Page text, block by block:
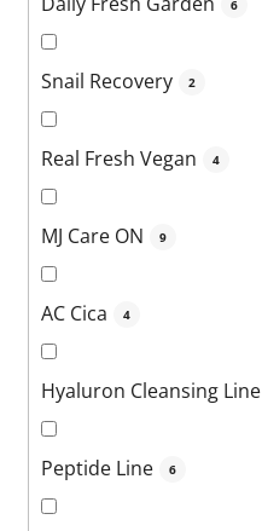
6
Snail Recovery 2
Real Fresh Vegan 4
MJ Care ON 9
AC Cica 4
Hyaluron Cleansing Line
Peptide Line 6